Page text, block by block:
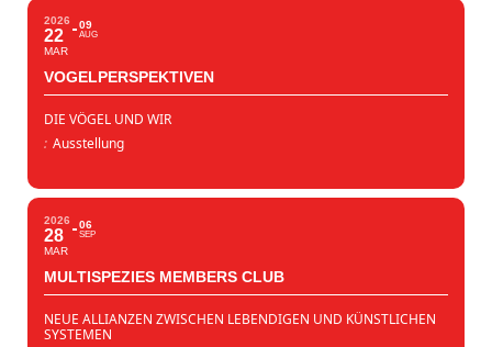
2026
22
MAR
09
AUG
VOGELPERSPEKTIVEN
DIE VÖGEL UND WIR
: Ausstellung
2026
28
MAR
06
SEP
MULTISPEZIES MEMBERS CLUB
NEUE ALLIANZEN ZWISCHEN LEBENDIGEN UND KÜNSTLICHEN
SYSTEMEN